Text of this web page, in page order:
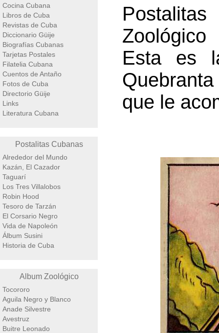
Cocina Cubana
Libros de Cuba
Revistas de Cuba
Diccionario Güije
Biografías Cubanas
Tarjetas Postales
Filatelia Cubana
Cuentos de Antaño
Fotos de Cuba
Directorio Güije
Links
Literatura Cubana
Postalitas Cubanas
Alrededor del Mundo
Kazán, El Cazador
Taguarí
Los Tres Villalobos
Robin Hood
Tesoro de Tarzán
El Corsario Negro
Vida de Napoleón
Álbum Susini
Historia de Cuba
Album Zoológico
Tocororo
Aguila Negro y Blanco
Anade Silvestre
Avestruz
Buitre Leonado
Esta es
que le